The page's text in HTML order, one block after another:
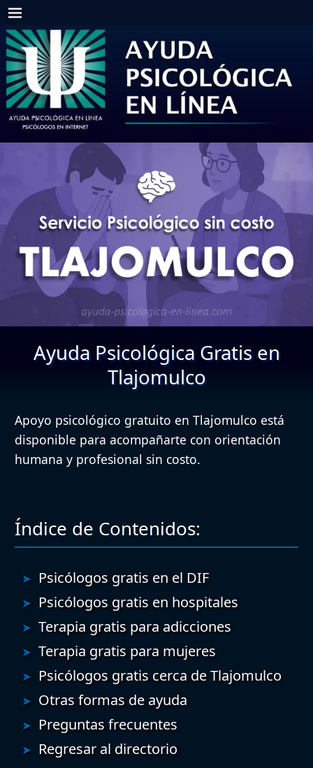
Ayuda Psicológica Gratis en
Tlajomulco
Apoyo psicológico gratuito en Tlajomulco está
disponible para acompañarte con orientación
humana y profesional sin costo.
Índice de Contenidos:
Psicólogos gratis en el DIF
Psicólogos gratis en hospitales
Terapia gratis para adicciones
Terapia gratis para mujeres
Psicólogos gratis cerca de Tlajomulco
Otras formas de ayuda
Preguntas frecuentes
Regresar al directorio